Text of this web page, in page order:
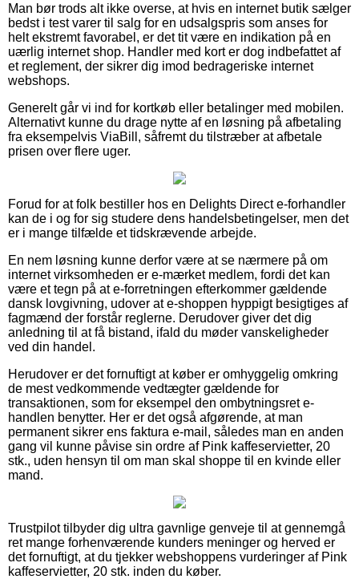
Man bør trods alt ikke overse, at hvis en internet butik sælger
bedst i test varer til salg for en udsalgspris som anses for
helt ekstremt favorabel, er det tit være en indikation på en
uærlig internet shop. Handler med kort er dog indbefattet af
et reglement, der sikrer dig imod bedrageriske internet
webshops.
Generelt går vi ind for kortkøb eller betalinger med mobilen.
Alternativt kunne du drage nytte af en løsning på afbetaling
fra eksempelvis ViaBill, såfremt du tilstræber at afbetale
prisen over flere uger.
Forud for at folk bestiller hos en Delights Direct e-forhandler
kan de i og for sig studere dens handelsbetingelser, men det
er i mange tilfælde et tidskrævende arbejde.
En nem løsning kunne derfor være at se nærmere på om
internet virksomheden er e-mærket medlem, fordi det kan
være et tegn på at e-forretningen efterkommer gældende
dansk lovgivning, udover at e-shoppen hyppigt besigtiges af
fagmænd der forstår reglerne. Derudover giver det dig
anledning til at få bistand, ifald du møder vanskeligheder
ved din handel.
Herudover er det fornuftigt at køber er omhyggelig omkring
de mest vedkommende vedtægter gældende for
transaktionen, som for eksempel den ombytningsret e-
handlen benytter. Her er det også afgørende, at man
permanent sikrer ens faktura e-mail, således man en anden
gang vil kunne påvise sin ordre af Pink kaffeservietter, 20
stk., uden hensyn til om man skal shoppe til en kvinde eller
mand.
Trustpilot tilbyder dig ultra gavnlige genveje til at gennemgå
ret mange forhenværende kunders meninger og herved er
det fornuftigt, at du tjekker webshoppens vurderinger af Pink
kaffeservietter, 20 stk. inden du køber.